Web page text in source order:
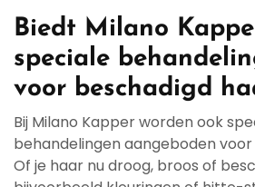
Biedt Milano
speciale
voor beschadigd
Bij Milano Kapper worden ook
behandelingen aangeboden
Of je haar nu droog, broos of